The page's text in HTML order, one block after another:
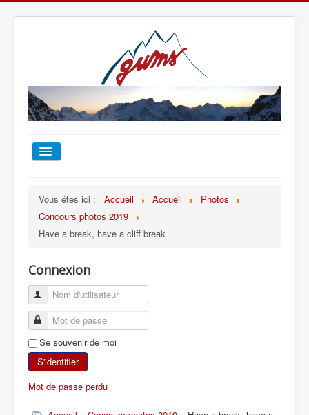
TOUT SUR LE GUMS
ALPINISME
SKI DE RANDONNÉE
RANDONNÉE PÉDESTRE
RANDONNÉE SPORTIVE
Vous êtes ici : Accueil Accueil
Photos
Concours photos 2019
Have a break, have a cliff break
Connexion
Se souvenir de moi
S'identifier
Mot de passe perdu